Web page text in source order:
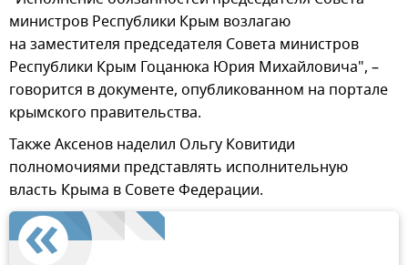
министров Республики Крым возлагаю
на заместителя председателя Совета министров
Республики Крым Гоцанюка Юрия Михайловича", –
говорится в документе, опубликованном на портале
крымского правительства.
Также Аксенов наделил Ольгу Ковитиди
полномочиями представлять исполнительную
власть Крыма в Совете Федерации.